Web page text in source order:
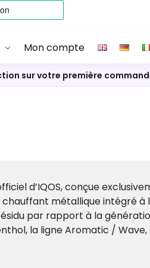
Mon compte
sur votre première
d’IQOS, conçue
métallique intégré
par rapport à la
la ligne Aromatic /